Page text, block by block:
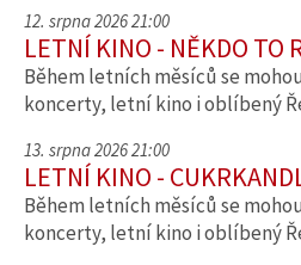
12. srpna 2026 21:00
LETNÍ KINO - NĚKDO TO
Během letních měsíců se
koncerty, letní kino i oblíbený
13. srpna 2026 21:00
LETNÍ KINO -
Během letních měsíců se
koncerty, letní kino i oblíbený